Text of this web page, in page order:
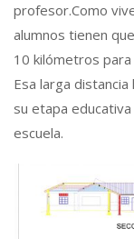
profesor.Como
alumnos tienen
10 kilómetros para
Esa larga
su etapa
escuela.